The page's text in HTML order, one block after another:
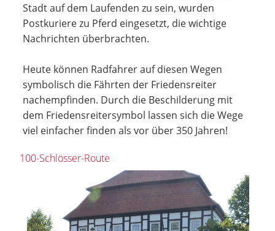
Stadt auf dem Laufenden zu sein, wurden
Postkuriere zu Pferd eingesetzt, die wichtige
Nachrichten überbrachten.
Heute können Radfahrer auf diesen Wegen
symbolisch die Fährten der Friedensreiter
nachempfinden. Durch die Beschilderung mit
dem Friedensreitersymbol lassen sich die Wege
viel einfacher finden als vor über 350 Jahren!
100-Schlösser-Route